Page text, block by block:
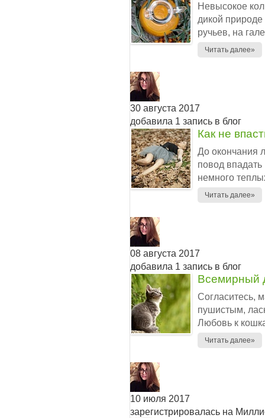
Невысокое
дикой природе
ручьев, на
Читать далее»
30 августа 2017
добавила 1 запись в блог
Как не
До окончания
повод
немного
Читать далее»
08 августа 2017
добавила 1 запись в блог
Всемирный
Согласитесь,
пушистым,
Любовь к
Читать далее»
10 июля 2017
зарегистрировалась на